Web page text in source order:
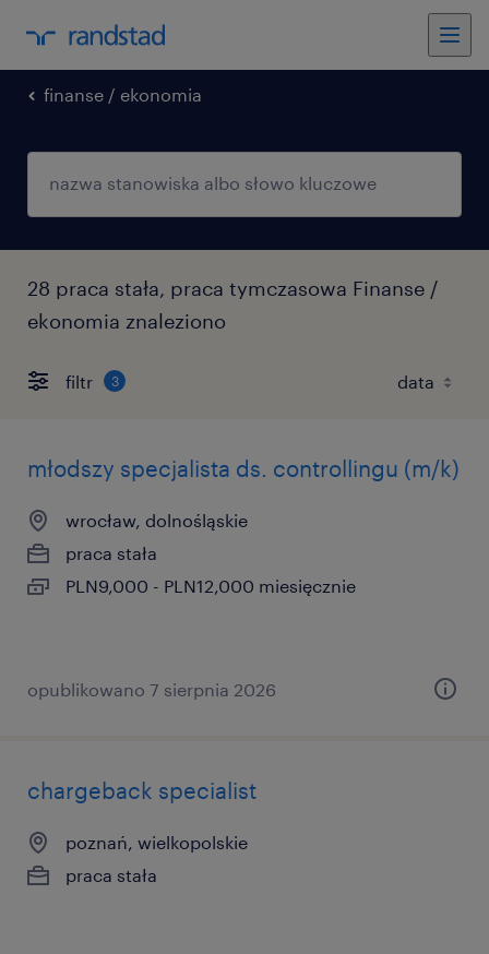
finanse / ekonomia
28 praca stała, praca tymczasowa Finanse /
ekonomia znaleziono
filtr 3
młodszy specjalista ds. controllingu (m/k)
wrocław, dolnośląskie
praca stała
PLN9,000 - PLN12,000 miesięcznie
opublikowano 7 sierpnia 2026
chargeback specialist
poznań, wielkopolskie
praca stała